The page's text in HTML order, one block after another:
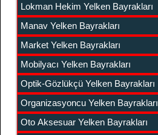
Lokman Hekim Yelken Bayrakları
Manav Yelken Bayrakları
Market Yelken Bayrakları
Mobilyacı Yelken Bayrakları
Optik-Gözlükçü Yelken Bayrakları
Organizasyoncu Yelken Bayrakları
Oto Aksesuar Yelken Bayrakları